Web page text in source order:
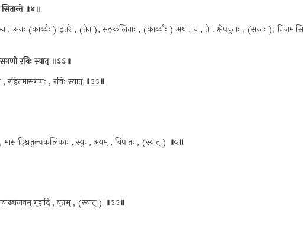
॥४॥
, ऊनः (कार्य्यः ) इतरे , (तेन ), सङ्कलिताः , (कार्य्याः ) अथ , च , ते . क्षेपयुताः , (सन्तः ), निजमासि
रविः स्यात् ॥ऽऽ॥
, रहितमासगणः , रविः स्यात् ॥ऽऽ॥
मासाङ्घ्रितुल्यकलिकाः , स्युः , अयम् , विपातः , (स्यात् ) ॥५॥
गृहादि , वृत्तम् , (स्यात् ) ॥ऽऽ॥